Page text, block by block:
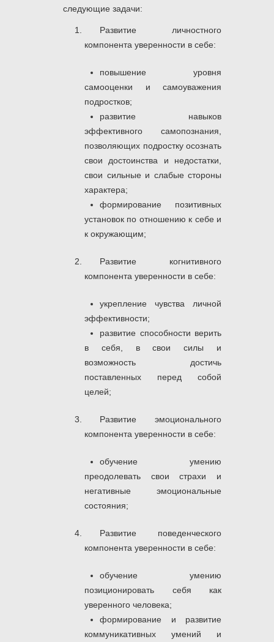
следующие задачи:
Развитие личностного
компонента уверенности в себе:
повышение уровня
самооценки и самоуважения
подростков;
развитие навыков
эффективного самопознания,
позволяющих подростку осознать
свои достоинства и недостатки,
свои сильные и слабые стороны
характера;
формирование позитивных
установок по отношению к себе и
к окружающим;
Развитие когнитивного
компонента уверенности в себе:
укрепление чувства личной
эффективности;
развитие способности верить
в себя, в свои силы и
возможность достичь
поставленных перед собой
целей;
Развитие эмоционального
компонента уверенности в себе:
обучение умению
преодолевать свои страхи и
негативные эмоциональные
состояния;
Развитие поведенческого
компонента уверенности в себе:
обучение умению
позиционировать себя как
уверенного человека;
формирование и развитие
коммуникативных умений и